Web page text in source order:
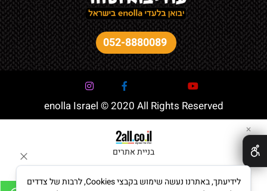
052-8880089
enolla Israel © 2020 All Rights Reserved
בניית אתרים
✕
לידיעתך, באתרנו נעשה שימוש בקבצי Cookies, לרבות של צדדים